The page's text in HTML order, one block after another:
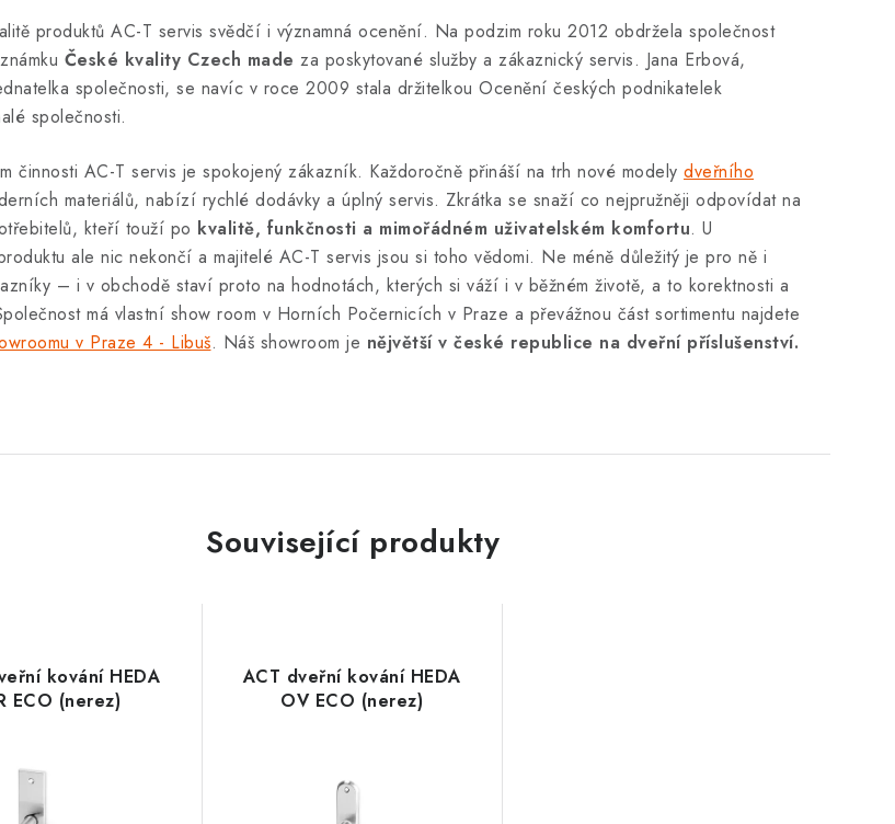
produktů AC-T servis svědčí i významná ocenění. Na podzim roku 2012 obdržela společnost
České kvality Czech made za poskytované služby a zákaznický servis. Jana Erbová,
společnosti, se navíc v roce 2009 stala držitelkou Ocenění českých podnikatelek
společnosti.
činnosti AC-T servis je spokojený zákazník. Každoročně přináší na trh nové modely dveřního
materiálů, nabízí rychlé dodávky a úplný servis. Zkrátka se snaží co nejpružněji odpovídat na
kteří touží po kvalitě, funkčnosti a mimořádném uživatelském komfortu. U
ale nic nekončí a majitelé AC-T servis jsou si toho vědomi. Ne méně důležitý je pro ně i
– i v obchodě staví proto na hodnotách, kterých si váží i v běžném životě, a to korektnosti a
má vlastní show room v Horních Počernicích v Praze a převážnou část sortimentu najdete
v Praze 4 - Libuš. Náš showroom je nějvětší v české republice na dveřní příslušenství.
Související produkty
kování HEDA
ECO (nerez)
ACT dveřní kování HEDA
OV ECO (nerez)